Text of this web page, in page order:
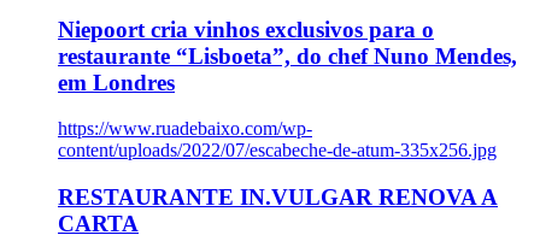
Niepoort cria vinhos exclusivos para o
restaurante “Lisboeta”, do chef Nuno Mendes,
em Londres
https://www.ruadebaixo.com/wp-
content/uploads/2022/07/escabeche-de-atum-335x256.jpg
RESTAURANTE IN.VULGAR RENOVA A
CARTA